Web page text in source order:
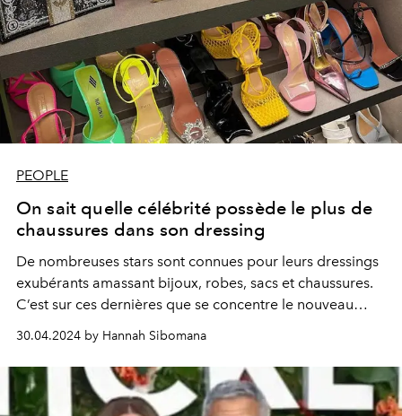
PEOPLE
On sait quelle célébrité possède le plus de
chaussures dans son dressing
De nombreuses stars sont connues pour leurs dressings
exubérants amassant bijoux, robes, sacs et chaussures.
C’est sur ces dernières que se concentre le nouveau
rapport de Public Desire, dévoilant le top 5 des plus
grandes collections des célébrités.
30.04.2024 by Hannah Sibomana